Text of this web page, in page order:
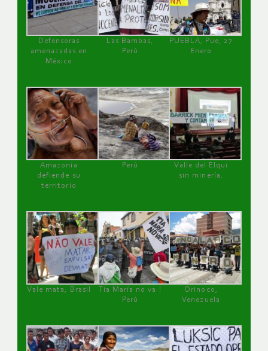
Defensoras
amenazadas en
México
Las Bambas,
Perú
PUEBLA, Pue, 27
Enero
Amazonía
defiende su
territorio
Perú
Valle del Elqui
sin minería.
Vale mata, Brasil
Tía María no va !
Perú
Orinoco,
Venezuela